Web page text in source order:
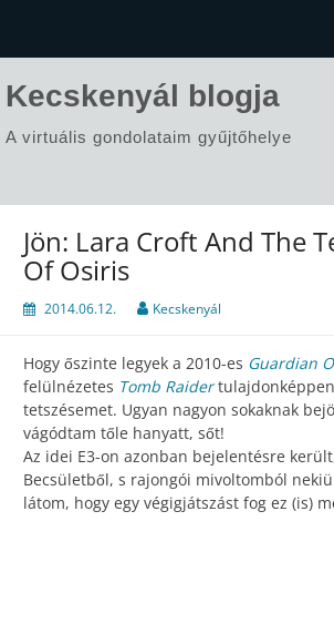
Kecskenyál blogja
A virtuális gondolataim gyűjtőhelye
Jön: Lara Croft And The
Of Osiris
2014.06.12. Kecskenyál
Hogy őszinte legyek a 2010-es Guardian
felülnézetes Tomb Raider
tetszésemet. Ugyan nagyon sokaknak
vágódtam tőle hanyatt, sőt!
Az idei E3-on azonban bejelentésre
Becsületből, s rajongói mivoltomból
látom, hogy egy végigjátszást fog ez (is)